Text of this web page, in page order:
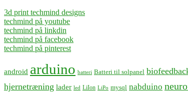
3d print techmind designs
techmind på youtube
techmind på linkdin
techmind på facebook
techmind på pinterest
android arduino batteri Batteri til solpanel
hjernetræning lader led LiIon LiPo mysql nabduino